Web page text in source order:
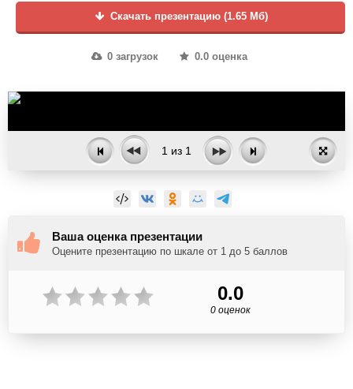
Скачать презентацию (1.65 Мб)
0 загрузок 0.0 оценка
1 из 1
Ваша оценка презентации
Оцените презентацию по шкале от 1 до 5 баллов
0.0
0 оценок